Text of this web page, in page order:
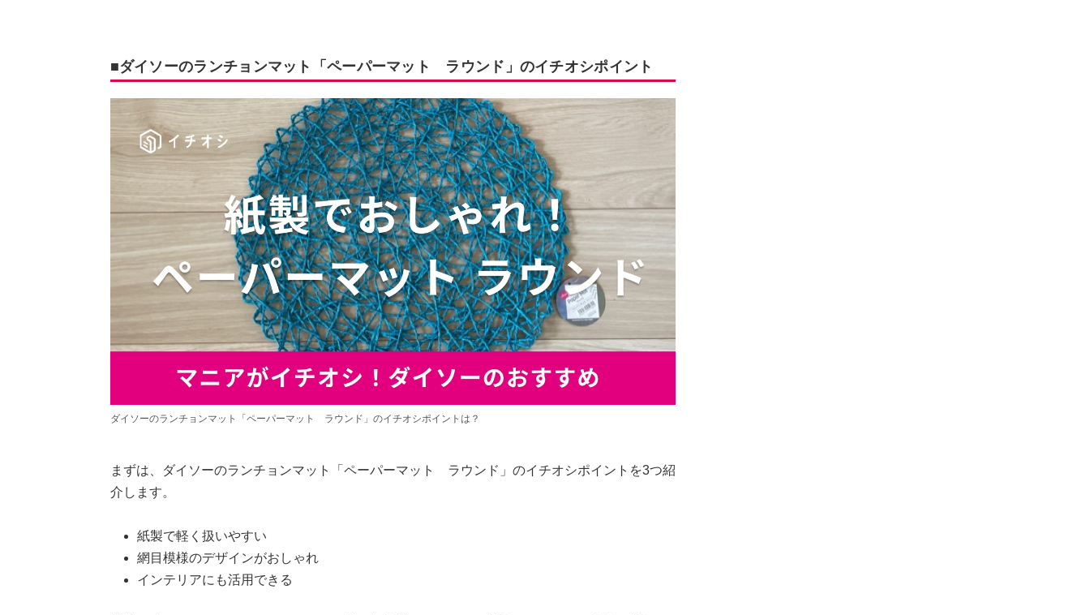
■ダイソーのランチョンマット「ペーパーマット ラウンド」のイチオシポイント
ダイソーのランチョンマット「ペーパーマット ラウンド」のイチオシポイントは？
まずは、ダイソーのランチョンマット「ペーパーマット ラウンド」のイチオシポイントを3つ紹
介します。
紙製で軽く扱いやすい
網目模様のデザインがおしゃれ
インテリアにも活用できる